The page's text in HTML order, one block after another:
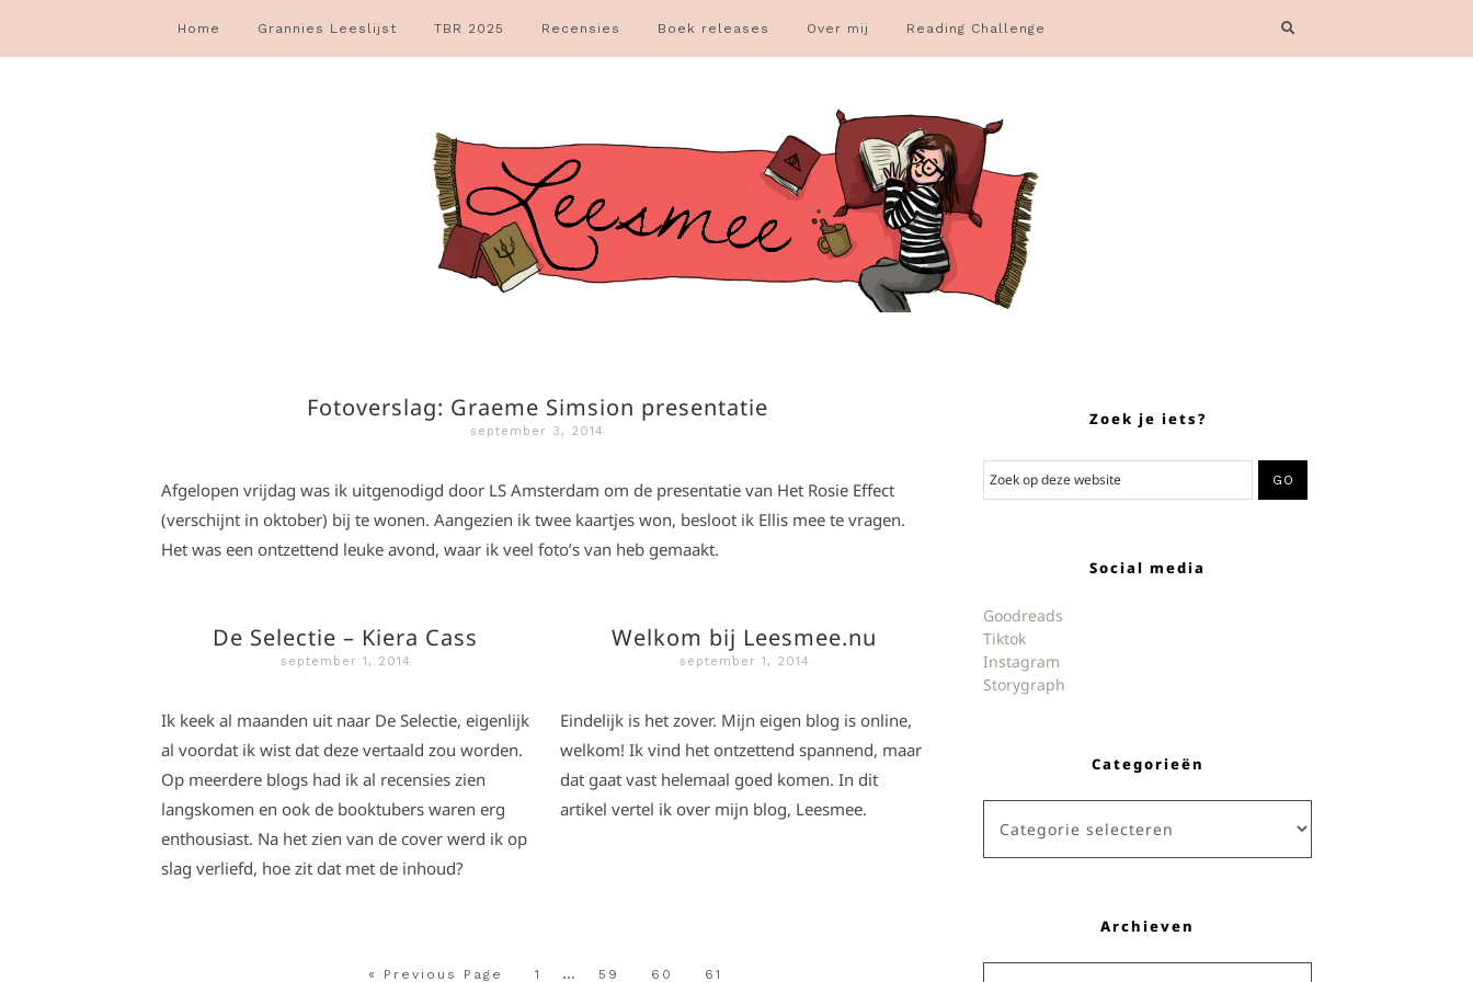
Home Grannies Leeslijst TBR 2025 Recensies Boek releases Over mij Reading Challenge
Fotoverslag: Graeme Simsion presentatie
september 3, 2014
Afgelopen vrijdag was ik uitgenodigd door LS Amsterdam om de presentatie van Het Rosie Effect
(verschijnt in oktober) bij te wonen. Aangezien ik twee kaartjes won, besloot ik Ellis mee te vragen.
Het was een ontzettend leuke avond, waar ik veel foto’s van heb gemaakt.
De Selectie – Kiera Cass
september 1, 2014
Ik keek al maanden uit naar De Selectie, eigenlijk
al voordat ik wist dat deze vertaald zou worden.
Op meerdere blogs had ik al recensies zien
langskomen en ook de booktubers waren erg
enthousiast. Na het zien van de cover werd ik op
slag verliefd, hoe zit dat met de inhoud?
Welkom bij Leesmee.nu
september 1, 2014
Eindelijk is het zover. Mijn eigen blog is online,
welkom! Ik vind het ontzettend spannend, maar
dat gaat vast helemaal goed komen. In dit
artikel vertel ik over mijn blog, Leesmee.
« Previous Page 1 … 59 60 61
Zoek je iets?
Social media
Goodreads
Tiktok
Instagram
Storygraph
Categorieën
Archieven